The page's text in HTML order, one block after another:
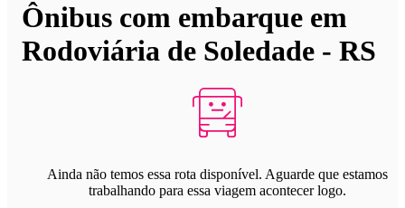
Ônibus com embarque em
Rodoviária de Soledade - RS
Ainda não temos essa rota disponível. Aguarde que estamos
trabalhando para essa viagem acontecer logo.